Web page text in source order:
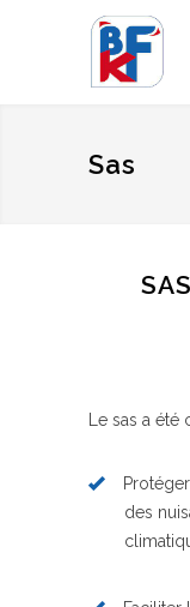
Sas
Le sas a
des